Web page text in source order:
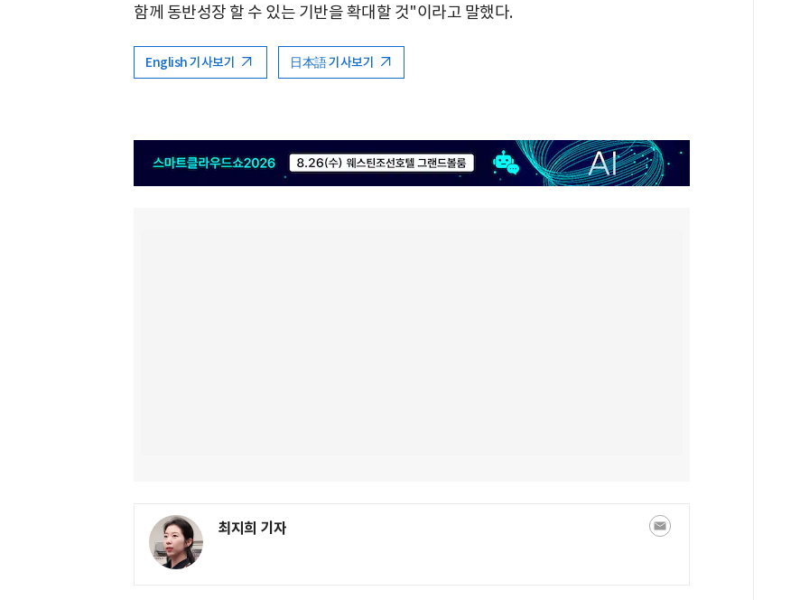
함께 동반성장 할 수 있는 기반을 확대할 것"이라고 말했다.
English 기사보기 日本語 기사보기
최지희 기자